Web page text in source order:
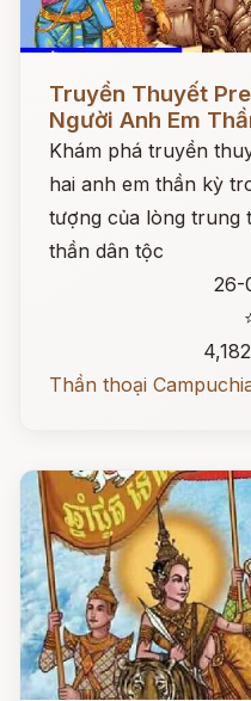
Đọc ngay
Truyền Thuyết
Người Anh Em
Khám phá truyền
hai anh em thần kỳ
tượng của lòng trung
thần dân tộc
26-
Thần thoại